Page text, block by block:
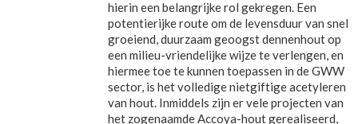
hierin een belangrijke rol gekregen. Een
potentierijke route om de levensduur van snel
groeiend, duurzaam geoogst dennenhout op
een milieu-vriendelijke wijze te verlengen, en
hiermee toe te kunnen toepassen in de GWW
sector, is het volledige nietgiftige acetyleren
van hout. Inmiddels zijn er vele projecten van
het zogenaamde Accoya-hout gerealiseerd,